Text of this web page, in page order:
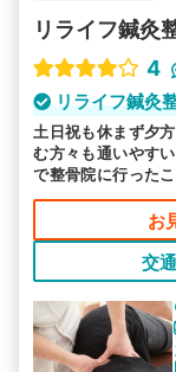
リライフ鍼灸
4
リライフ鍼灸
土日祝も休まず夕
む方々も通いやす
で整骨院に行った
い。お子様を連れ
お
交